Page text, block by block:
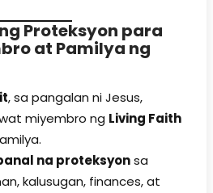
Proteksyon para
at Pamilya ng
, sa pangalan ni Jesus,
miyembro ng Living Faith
na proteksyonsa
kalusugan, finances, at